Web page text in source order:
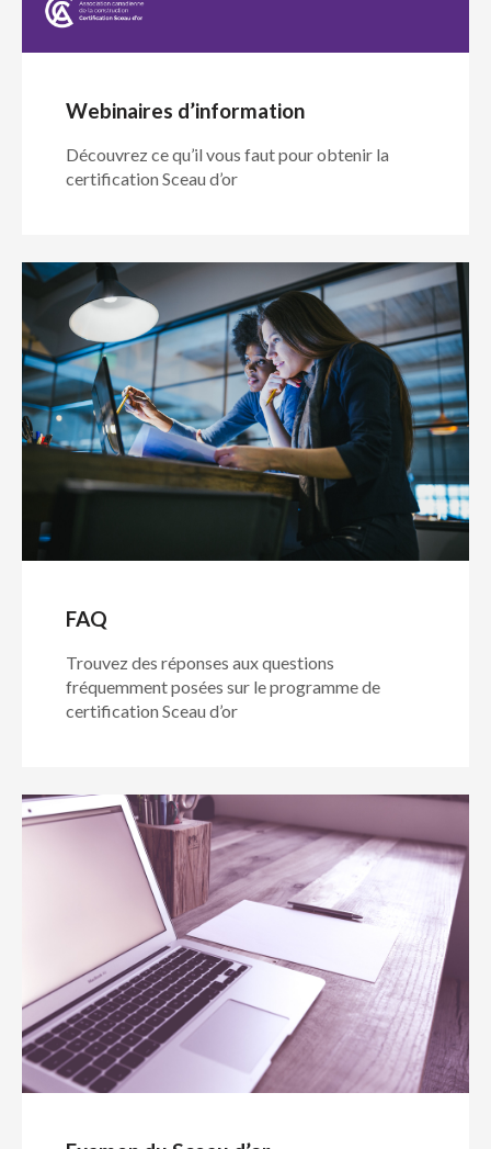
Webinaires d’information
Découvrez ce qu’il vous faut pour obtenir la
certification Sceau d’or
FAQ
Trouvez des réponses aux questions
fréquemment posées sur le programme de
certification Sceau d’or